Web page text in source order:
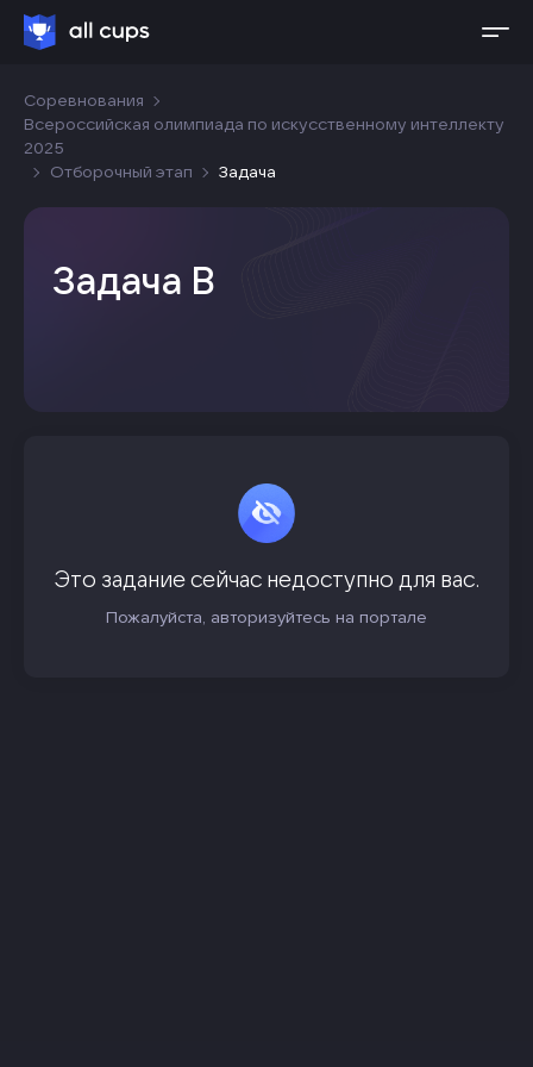
Соревнования
Всероссийская олимпиада по искусственному интеллекту
2025
Отборочный этап
Задача
Задача B
Это задание сейчас недоступно для вас.
Пожалуйста, авторизуйтесь на портале